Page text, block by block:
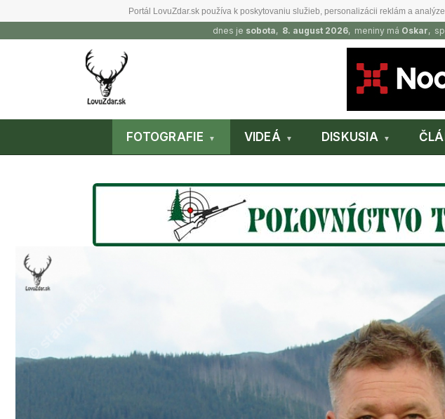
Portál LovuZdar.sk používa k poskytovaniu služieb, personalizácii reklám a
dnes je sobota, 8. august 2026, meniny má Oskar,
FOTOGRAFIE VIDEÁ DISKUSIA